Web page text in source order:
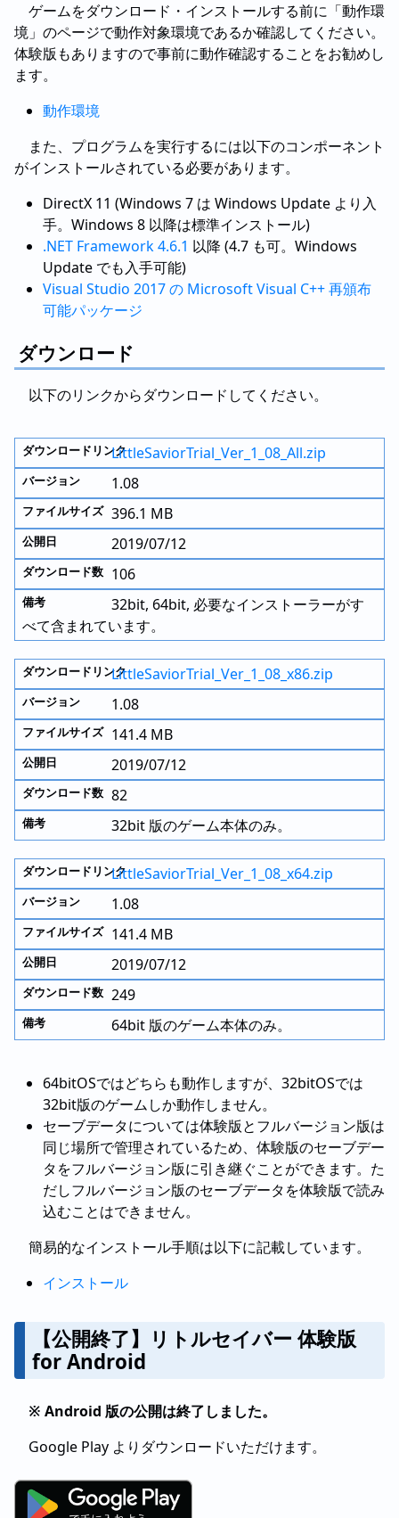
ゲームをダウンロード・インストールする前に「動作環
境」のページで動作対象環境であるか確認してください。
体験版もありますので事前に動作確認することをお勧めし
ます。
動作環境
また、プログラムを実行するには以下のコンポーネント
がインストールされている必要があります。
DirectX 11 (Windows 7 は Windows Update より入
手。Windows 8 以降は標準インストール)
.NET Framework 4.6.1 以降 (4.7 も可。Windows
Update でも入手可能)
Visual Studio 2017 の Microsoft Visual C++ 再頒布
可能パッケージ
ダウンロード
以下のリンクからダウンロードしてください。
LittleSaviorTrial_Ver_1_08_All.zip
1.08
396.1 MB
2019/07/12
106
32bit, 64bit, 必要なインストーラーがす
べて含まれています。
LittleSaviorTrial_Ver_1_08_x86.zip
1.08
141.4 MB
2019/07/12
82
32bit 版のゲーム本体のみ。
LittleSaviorTrial_Ver_1_08_x64.zip
1.08
141.4 MB
2019/07/12
249
64bit 版のゲーム本体のみ。
64bitOSではどちらも動作しますが、32bitOSでは
32bit版のゲームしか動作しません。
セーブデータについては体験版とフルバージョン版は
同じ場所で管理されているため、体験版のセーブデー
タをフルバージョン版に引き継ぐことができます。た
だしフルバージョン版のセーブデータを体験版で読み
込むことはできません。
簡易的なインストール手順は以下に記載しています。
インストール
【公開終了】リトルセイバー 体験版
for Android
※ Android 版の公開は終了しました。
Google Play よりダウンロードいただけます。